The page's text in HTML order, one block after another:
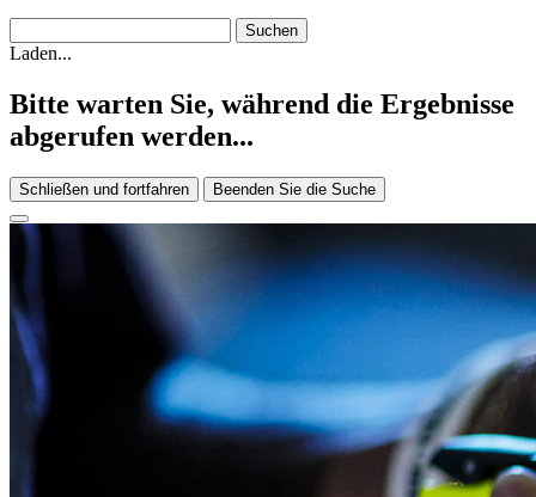
Laden...
Bitte warten Sie, während die Ergebnisse
abgerufen werden...
Schließen und fortfahren Beenden Sie die Suche